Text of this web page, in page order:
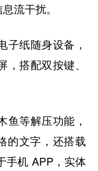
流干扰。
子纸随身设备，
搭配双按键、
鱼等解压功能，
的文字，还搭载
手机 APP，实体